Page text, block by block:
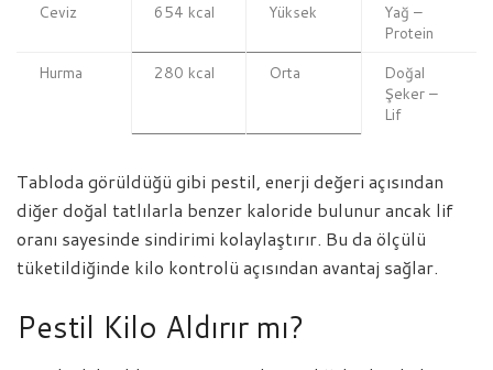
Ceviz
654 kcal Yüksek
Yağ –
Protein
Hurma
280 kcal Orta
Doğal
Şeker –
Lif
Tabloda görüldüğü gibi pestil, enerji değeri açısından
diğer doğal tatlılarla benzer kaloride bulunur ancak lif
oranı sayesinde sindirimi kolaylaştırır. Bu da ölçülü
tüketildiğinde kilo kontrolü açısından avantaj sağlar.
Pestil Kilo Aldırır mı?